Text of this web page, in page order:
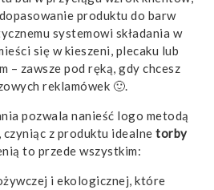
produktu do barw
systemowi składania w
się w kieszeni, plecaku lub
– zawsze pod ręką, gdy chcesz
reklamówek 🙂.
pozwala nanieść logo metodą
z produktu idealne torby
to przede wszystkim:
i ekologicznej, które